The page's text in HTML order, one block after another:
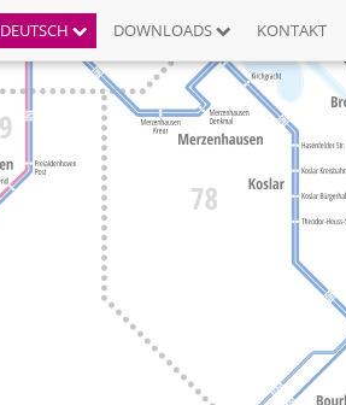
DEUTSCH DOWNLOADS KONTAKT